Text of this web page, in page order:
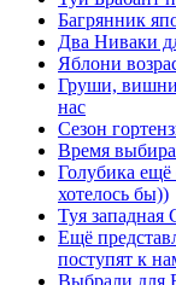
Багрянник
Два Ниваки
Яблони
Груши,
нас
Сезон
Время
Голубика ещё
хотелось бы))
Туя западная
Ещё
поступят к
Выбрали для